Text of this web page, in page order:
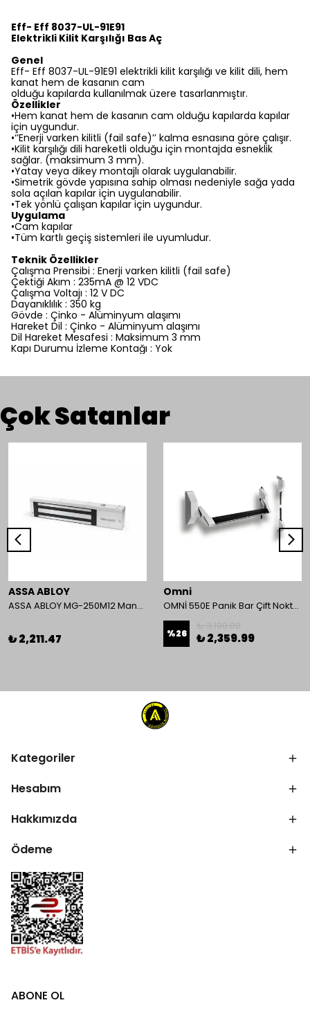
Eff- Eff 8037-UL-91E91
Elektrikli Kilit Karşılığı Bas Aç
Genel
Eff- Eff 8037-UL-91E91 elektrikli kilit karşılığı ve kilit dili, hem
kanat hem de kasanın cam
olduğu kapılarda kullanılmak üzere tasarlanmıştır.
Özellikler
•Hem kanat hem de kasanın cam olduğu kapılarda kapılar
için uygundur.
•‘’Enerji varken kilitli (fail safe)’’ kalma esnasına göre çalışır.
•Kilit karşılığı dili hareketli olduğu için montajda esneklik
sağlar. (maksimum 3 mm).
•Yatay veya dikey montajlı olarak uygulanabilir.
•Simetrik gövde yapısına sahip olması nedeniyle sağa yada
sola açılan kapılar için uygulanabilir.
•Tek yönlü çalışan kapılar için uygundur.
Uygulama
•Cam kapılar
•Tüm kartlı geçiş sistemleri ile uyumludur.
Teknik Özellikler
Çalışma Prensibi : Enerji varken kilitli (fail safe)
Çektiği Akım : 235mA @ 12 VDC
Çalışma Voltajı : 12 V DC
Dayanıklılık : 350 kg
Gövde : Çinko - Alüminyum alaşımı
Hareket Dil : Çinko - Alüminyum alaşımı
Dil Hareket Mesafesi : Maksimum 3 mm
Kapı Durumu İzleme Kontağı : Yok
Çok Satanlar
ASSA ABLOY
ASSA ABLOY MG-250M12 Manyetik Kilit
₺ 2,211.47
Omni
OMNİ 550E Panik Bar Çift Nokta Yüzey Tip
%26 ₺ 2,359.99
Kategoriler
Hesabım
Hakkımızda
Ödeme
ABONE OL